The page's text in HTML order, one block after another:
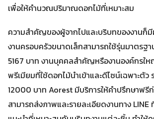
เพื่อให้คำนวณปริมาณดอกไม้ที่เหมาะสม
ความสำคัญของผู้จากไปและบริบทของงานก็
งานครอบครัวขนาดเล็กสามารถใช้รุ่นมาตรฐ
5167 บาท งานบุคคลสำคัญหรืองานองค์กรใ
พรีเมียมที่ใช้ดอกไม้นำเข้าและดีไซน์เฉพาะตัว
12000 บาท Aorest มีบริการให้คำปรึกษาฟรี
สามารถส่งภาพและรายละเอียดงานทาง LINE